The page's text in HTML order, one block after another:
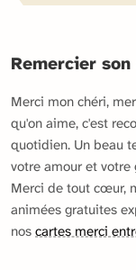
Remercier
Merci mon chéri,
qu'on aime, c'est
quotidien. Un beau
votre amour et votre
Merci de tout cœur,
animées gratuites
nos cartes merci